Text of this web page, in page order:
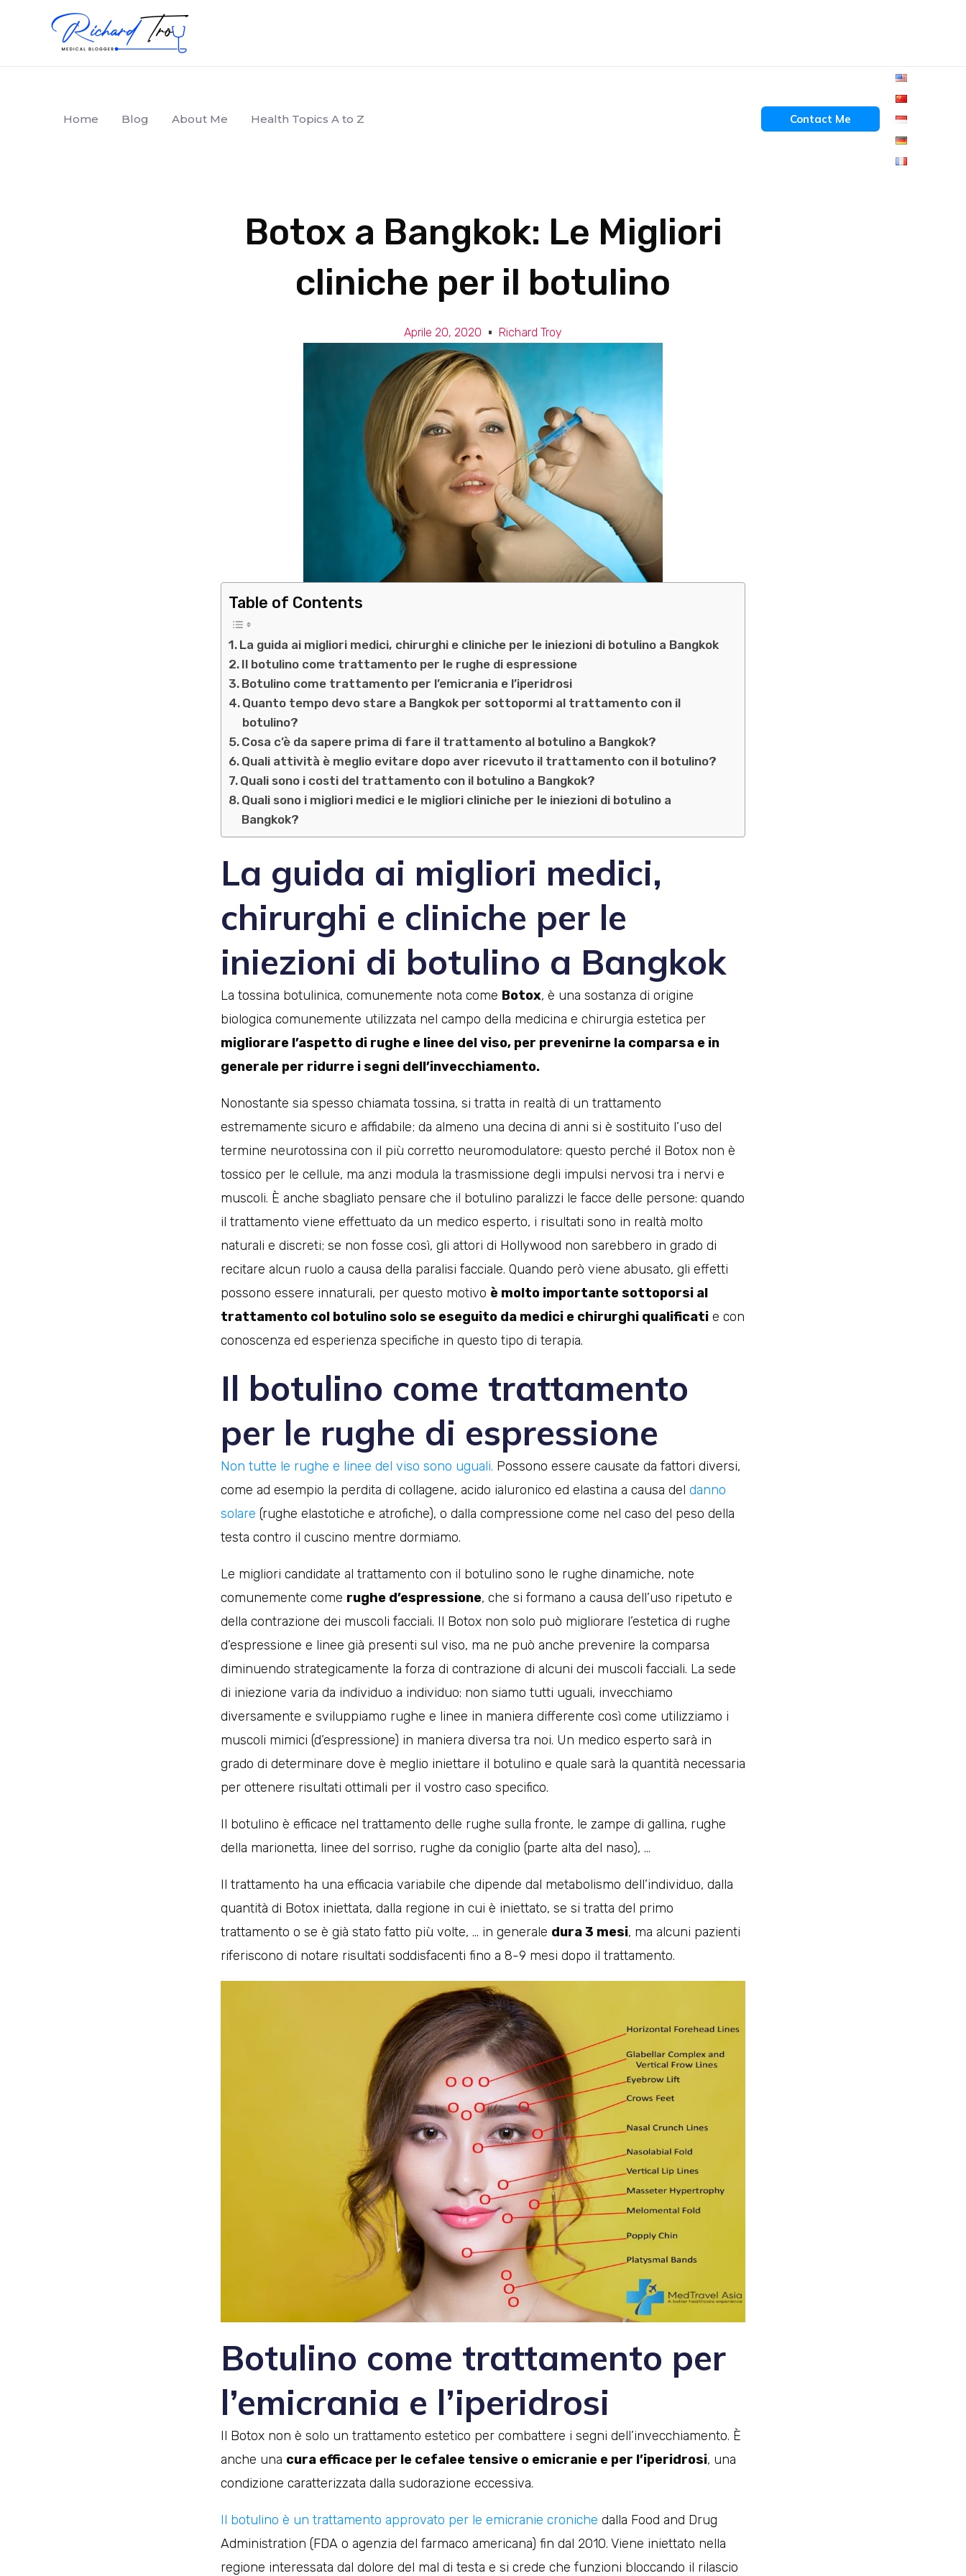
Home Blog About Me Health Topics A to Z Contact Me
Botox a Bangkok: Le Migliori
cliniche per il botulino
Aprile 20, 2020 Richard Troy
Table of Contents
La guida ai migliori medici, chirurghi e cliniche per le iniezioni di botulino a Bangkok
Il botulino come trattamento per le rughe di espressione
Botulino come trattamento per l’emicrania e l’iperidrosi
Quanto tempo devo stare a Bangkok per sottopormi al trattamento con il
botulino?
Cosa c’è da sapere prima di fare il trattamento al botulino a Bangkok?
Quali attività è meglio evitare dopo aver ricevuto il trattamento con il botulino?
Quali sono i costi del trattamento con il botulino a Bangkok?
Quali sono i migliori medici e le migliori cliniche per le iniezioni di botulino a
Bangkok?
La guida ai migliori medici,
chirurghi e cliniche per le
iniezioni di botulino a Bangkok
La tossina botulinica, comunemente nota come Botox, è una sostanza di origine
biologica comunemente utilizzata nel campo della medicina e chirurgia estetica per
migliorare l’aspetto di rughe e linee del viso, per prevenirne la comparsa e in
generale per ridurre i segni dell’invecchiamento.
Nonostante sia spesso chiamata tossina, si tratta in realtà di un trattamento
estremamente sicuro e affidabile; da almeno una decina di anni si è sostituito l’uso del
termine neurotossina con il più corretto neuromodulatore: questo perché il Botox non è
tossico per le cellule, ma anzi modula la trasmissione degli impulsi nervosi tra i nervi e
muscoli. È anche sbagliato pensare che il botulino paralizzi le facce delle persone: quando
il trattamento viene effettuato da un medico esperto, i risultati sono in realtà molto
naturali e discreti; se non fosse così, gli attori di Hollywood non sarebbero in grado di
recitare alcun ruolo a causa della paralisi facciale. Quando però viene abusato, gli effetti
possono essere innaturali, per questo motivo è molto importante sottoporsi al
trattamento col botulino solo se eseguito da medici e chirurghi qualificati e con
conoscenza ed esperienza specifiche in questo tipo di terapia.
Il botulino come trattamento
per le rughe di espressione
Non tutte le rughe e linee del viso sono uguali. Possono essere causate da fattori diversi,
come ad esempio la perdita di collagene, acido ialuronico ed elastina a causa del danno
solare (rughe elastotiche e atrofiche), o dalla compressione come nel caso del peso della
testa contro il cuscino mentre dormiamo.
Le migliori candidate al trattamento con il botulino sono le rughe dinamiche, note
comunemente come rughe d’espressione, che si formano a causa dell’uso ripetuto e
della contrazione dei muscoli facciali. Il Botox non solo può migliorare l’estetica di rughe
d’espressione e linee già presenti sul viso, ma ne può anche prevenire la comparsa
diminuendo strategicamente la forza di contrazione di alcuni dei muscoli facciali. La sede
di iniezione varia da individuo a individuo: non siamo tutti uguali, invecchiamo
diversamente e sviluppiamo rughe e linee in maniera differente così come utilizziamo i
muscoli mimici (d’espressione) in maniera diversa tra noi. Un medico esperto sarà in
grado di determinare dove è meglio iniettare il botulino e quale sarà la quantità necessaria
per ottenere risultati ottimali per il vostro caso specifico.
Il botulino è efficace nel trattamento delle rughe sulla fronte, le zampe di gallina, rughe
della marionetta, linee del sorriso, rughe da coniglio (parte alta del naso), …
Il trattamento ha una efficacia variabile che dipende dal metabolismo dell’individuo, dalla
quantità di Botox iniettata, dalla regione in cui è iniettato, se si tratta del primo
trattamento o se è già stato fatto più volte, … in generale dura 3 mesi, ma alcuni pazienti
riferiscono di notare risultati soddisfacenti fino a 8-9 mesi dopo il trattamento.
Botulino come trattamento per
l’emicrania e l’iperidrosi
Il Botox non è solo un trattamento estetico per combattere i segni dell’invecchiamento. È
anche una cura efficace per le cefalee tensive o emicranie e per l’iperidrosi, una
condizione caratterizzata dalla sudorazione eccessiva.
Il botulino è un trattamento approvato per le emicranie croniche dalla Food and Drug
Administration (FDA o agenzia del farmaco americana) fin dal 2010. Viene iniettato nella
regione interessata dal dolore del mal di testa e si crede che funzioni bloccando il rilascio